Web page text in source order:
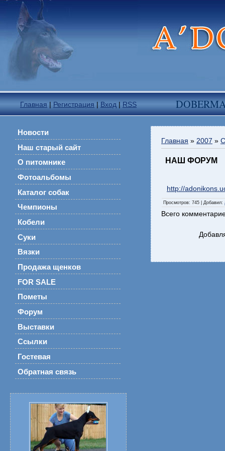
Главная | Регистрация | Вход | RSS
Новости
Наш старый сайт
О питомнике
Фотоальбомы
Каталог собак
Чемпионы
Кобели
Суки
Вязки
Продажа щенков
FOR SALE
Пометы
Форум
Выставки
Ссылки
Гостевая
Обратная связь
Главная » 2007 »
НАШ ФОРУМ
http://
Просмотров: 745 | Добавил:
Всего